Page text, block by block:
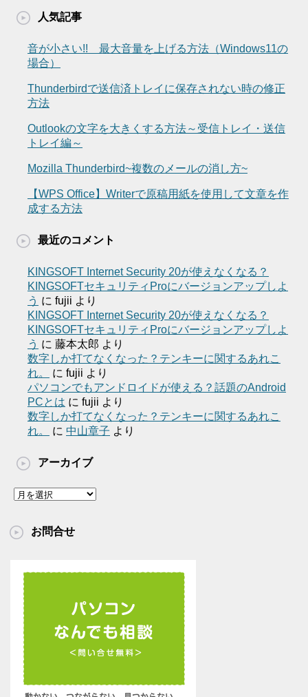
人気記事
音が小さい!! 最大音量を上げる方法（Windows11の
場合）
Thunderbirdで送信済トレイに保存されない時の修正
方法
Outlookの文字を大きくする方法～受信トレイ・送信
トレイ編～
Mozilla Thunderbird~複数のメールの消し方~
【WPS Office】Writerで原稿用紙を使用して文章を作
成する方法
最近のコメント
KINGSOFT Internet Security 20が使えなくなる？
KINGSOFTセキュリティProにバージョンアップしよ
う に fujii より
KINGSOFT Internet Security 20が使えなくなる？
KINGSOFTセキュリティProにバージョンアップしよ
う に 藤本太郎 より
数字しか打てなくなった？テンキーに関するあれこ
れ。
に fujii より
パソコンでもアンドロイドが使える？話題のAndroid
PCとは に fujii より
数字しか打てなくなった？テンキーに関するあれこ
れ。
に 中山章子 より
アーカイブ
ア
イ
お問合せ